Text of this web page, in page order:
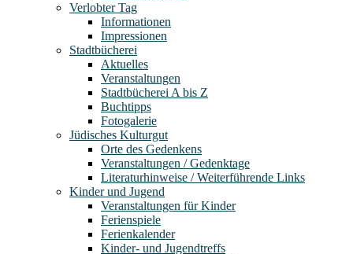
Verlobter Tag
Informationen
Impressionen
Stadtbücherei
Aktuelles
Veranstaltungen
Stadtbücherei A bis Z
Buchtipps
Fotogalerie
Jüdisches Kulturgut
Orte des Gedenkens
Veranstaltungen / Gedenktage
Literaturhinweise / Weiterführende Links
Kinder und Jugend
Veranstaltungen für Kinder
Ferienspiele
Ferienkalender
Kinder- und Jugendtreffs